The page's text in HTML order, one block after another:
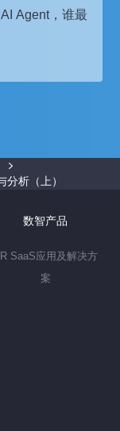
Agent，谁最
析（上）
数智产品
SaaS应用及解决方
案